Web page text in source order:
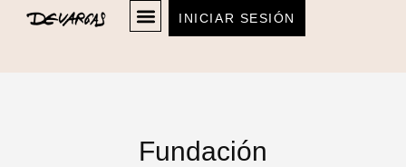
INICIAR SESIÓN
Fundación